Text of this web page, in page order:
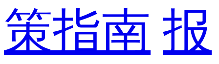
策指南 报